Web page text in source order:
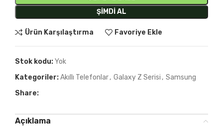
ŞIMDI AL
Ürün Karşılaştırma Favoriye Ekle
Stok kodu:Yok
Kategoriler:Akıllı Telefonlar, Galaxy Z Serisi , Samsung
Share:
Açıklama